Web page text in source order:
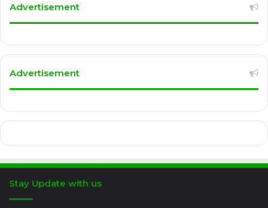
Advertisement
Advertisement
Stay Update with us